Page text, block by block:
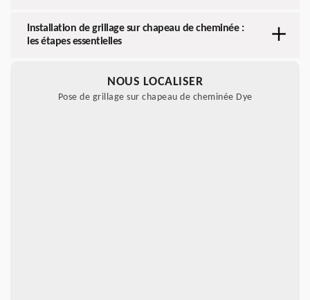
Installation de grillage sur chapeau de cheminée :
les étapes essentielles
NOUS LOCALISER
Pose de grillage sur chapeau de cheminée Dye